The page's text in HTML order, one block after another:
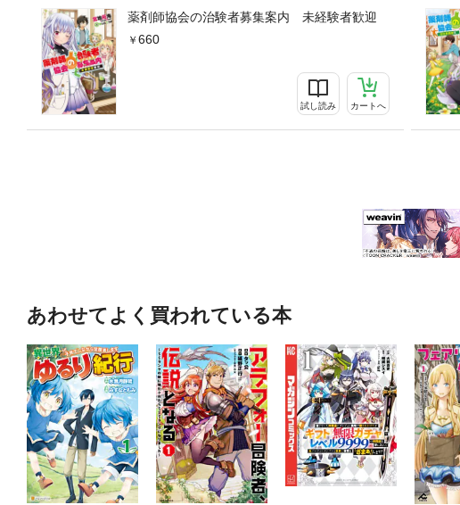
薬剤師協会の治験者募集案内 未経験者歓迎
660
試し読み カートへ
あわせてよく買われている本